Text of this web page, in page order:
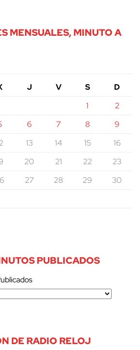
MENSUALES, MINUTO A
J V S
D
1
2
6 7 8
9
13 14 15
16
20 21 22
23
27 28 29
30
PUBLICADOS
DE RADIO RELOJ